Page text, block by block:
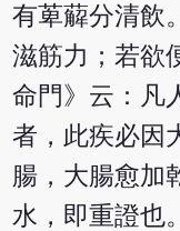
有萆薢分清飲
滋筋力；若欲
命門》云：凡
者，此疾必因
腸，大腸愈加
水，即重證也